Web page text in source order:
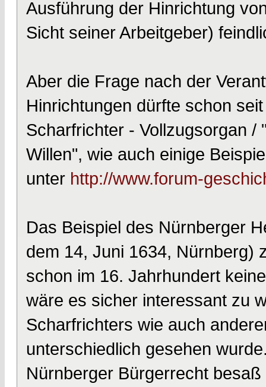
Ausführung der Hinrichtung
Sicht seiner Arbeitgeber)
Aber die Frage nach der
Hinrichtungen dürfte schon
Scharfrichter - Vollzugsorgan
Willen", wie auch einige
unter http://www.forum-
Das Beispiel des Nürnberger
dem 14, Juni 1634, Nürnberg)
schon im 16. Jahrhundert
wäre es sicher interessant zu
Scharfrichters wie auch
unterschiedlich gesehen
Nürnberger Bürgerrecht